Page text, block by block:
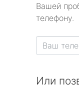
Вашей
телефону.
Или